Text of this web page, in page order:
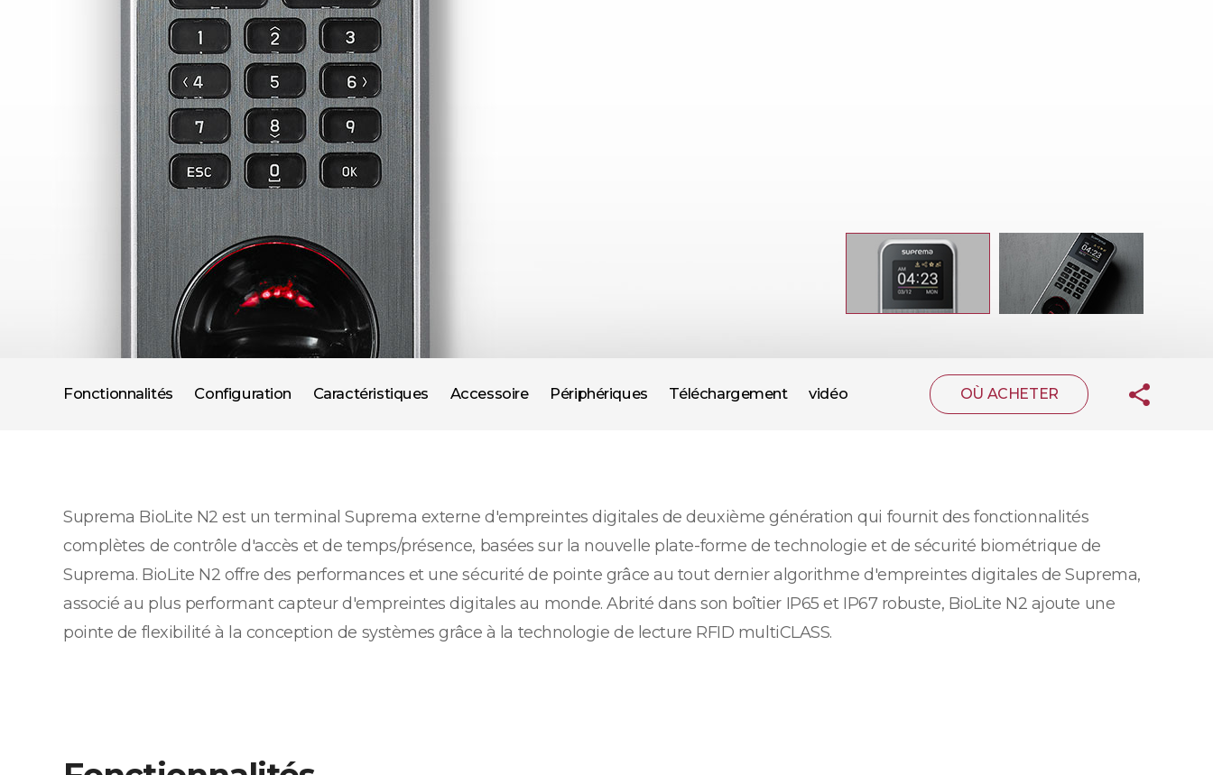
Fonctionnalités Configuration Caractéristiques Accessoire Périphériques Téléchargement vidéo OÙ ACHETER
Suprema BioLite N2 est un terminal Suprema externe d'empreintes digitales de deuxième génération qui fournit des fonctionnalités
complètes de contrôle d'accès et de temps/présence, basées sur la nouvelle plate-forme de technologie et de sécurité biométrique de
Suprema. BioLite N2 offre des performances et une sécurité de pointe grâce au tout dernier algorithme d'empreintes digitales de Suprema,
associé au plus performant capteur d'empreintes digitales au monde. Abrité dans son boîtier IP65 et IP67 robuste, BioLite N2 ajoute une
pointe de flexibilité à la conception de systèmes grâce à la technologie de lecture RFID multiCLASS.